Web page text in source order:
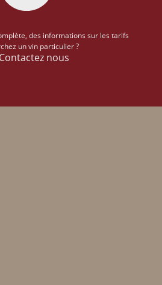
des informations sur les tarifs
un vin particulier ?
nous